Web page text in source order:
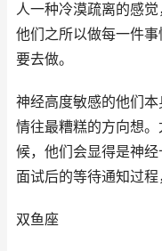
人一种冷漠疏离的感觉
他们之所以做每一件
要去做。
神经高度敏感的他们
情往最糟糕的方向想
候，他们会显得是神
面试后的等待通知过程
双鱼座